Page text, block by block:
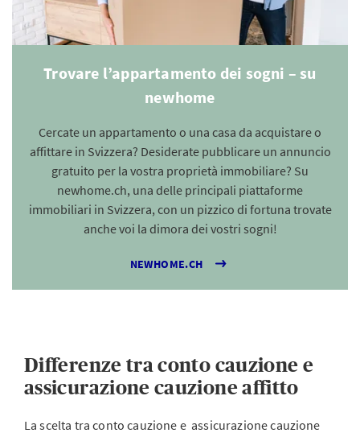
Trovare l’appartamento dei sogni – su
newhome
Cercate un appartamento o una casa da acquistare o
affittare in Svizzera? Desiderate pubblicare un annuncio
gratuito per la vostra proprietà immobiliare? Su
newhome.ch, una delle principali piattaforme
immobiliari in Svizzera, con un pizzico di fortuna trovate
anche voi la dimora dei vostri sogni!
NEWHOME.CH
Differenze tra conto cauzione e
assicurazione cauzione affitto
La scelta tra conto cauzione e assicurazione cauzione